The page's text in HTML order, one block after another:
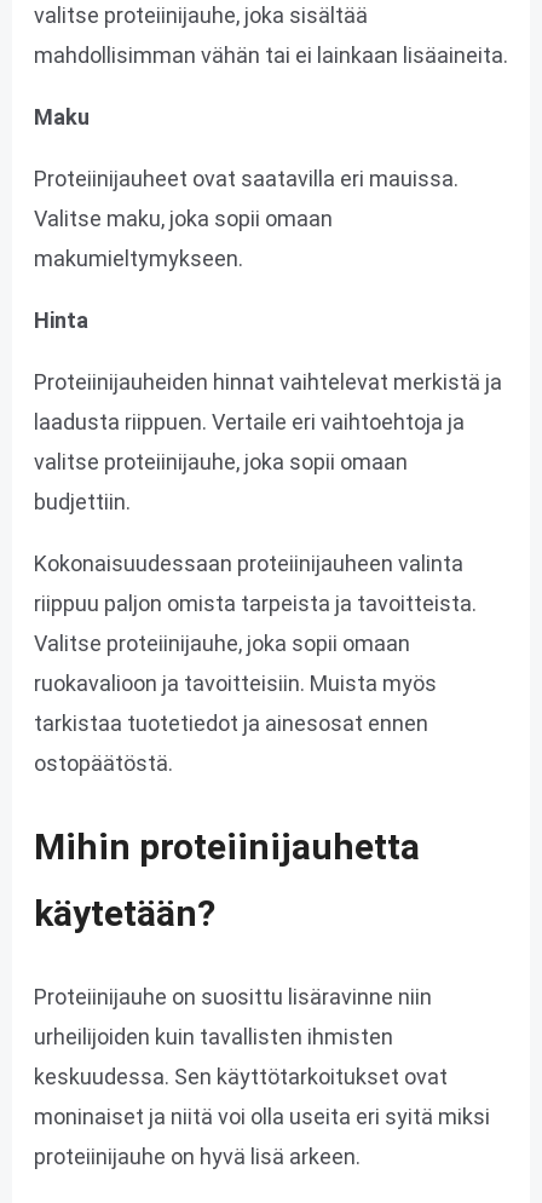
valitse proteiinijauhe, joka sisältää
mahdollisimman vähän tai ei lainkaan lisäaineita.
Maku
Proteiinijauheet ovat saatavilla eri mauissa.
Valitse maku, joka sopii omaan
makumieltymykseen.
Hinta
Proteiinijauheiden hinnat vaihtelevat merkistä ja
laadusta riippuen. Vertaile eri vaihtoehtoja ja
valitse proteiinijauhe, joka sopii omaan
budjettiin.
Kokonaisuudessaan proteiinijauheen valinta
riippuu paljon omista tarpeista ja tavoitteista.
Valitse proteiinijauhe, joka sopii omaan
ruokavalioon ja tavoitteisiin. Muista myös
tarkistaa tuotetiedot ja ainesosat ennen
ostopäätöstä.
Mihin proteiinijauhetta
käytetään?
Proteiinijauhe on suosittu lisäravinne niin
urheilijoiden kuin tavallisten ihmisten
keskuudessa. Sen käyttötarkoitukset ovat
moninaiset ja niitä voi olla useita eri syitä miksi
proteiinijauhe on hyvä lisä arkeen.